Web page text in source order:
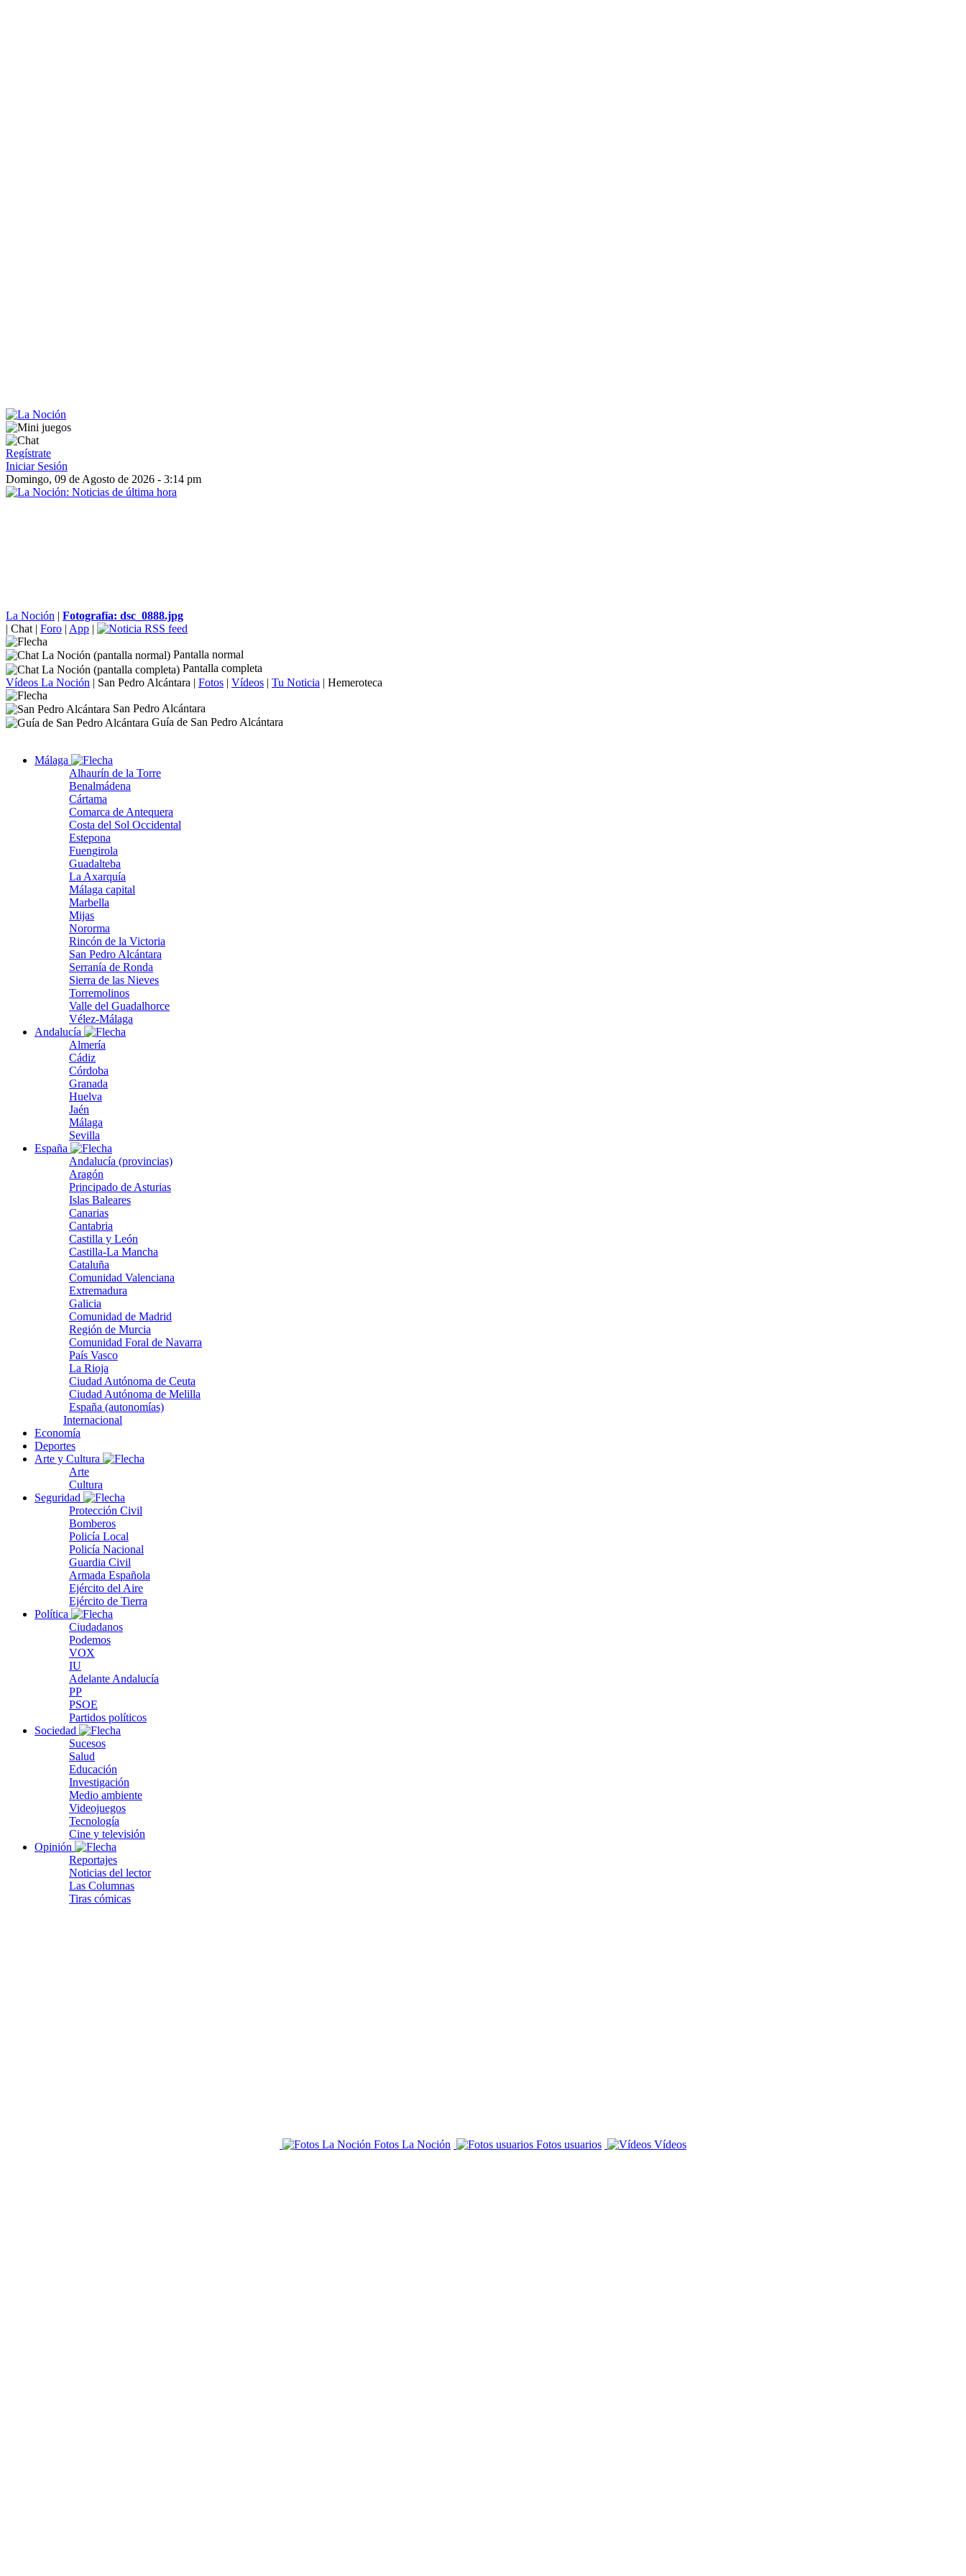
Regístrate
Iniciar Sesión
Domingo, 09 de Agosto de 2026 - 3:14 pm
La Noción | Fotografía: dsc_0888.jpg
| Chat | Foro | App |
Pantalla normal
Pantalla completa
Vídeos La Noción | San Pedro Alcántara | Fotos | Vídeos | Tu Noticia | Hemeroteca
San Pedro Alcántara
Guía de San Pedro Alcántara
Málaga
Alhaurín de la Torre
Benalmádena
Cártama
Comarca de Antequera
Costa del Sol Occidental
Estepona
Fuengirola
Guadalteba
La Axarquía
Málaga capital
Marbella
Mijas
Nororma
Rincón de la Victoria
San Pedro Alcántara
Serranía de Ronda
Sierra de las Nieves
Torremolinos
Valle del Guadalhorce
Vélez-Málaga
Andalucía
Almería
Cádiz
Córdoba
Granada
Huelva
Jaén
Málaga
Sevilla
España
Andalucía (provincias)
Aragón
Principado de Asturias
Islas Baleares
Canarias
Cantabria
Castilla y León
Castilla-La Mancha
Cataluña
Comunidad Valenciana
Extremadura
Galicia
Comunidad de Madrid
Región de Murcia
Comunidad Foral de Navarra
País Vasco
La Rioja
Ciudad Autónoma de Ceuta
Ciudad Autónoma de Melilla
España (autonomías)
Internacional
Economía
Deportes
Arte y Cultura
Arte
Cultura
Seguridad
Protección Civil
Bomberos
Policía Local
Policía Nacional
Guardia Civil
Armada Española
Ejército del Aire
Ejército de Tierra
Política
Ciudadanos
Podemos
VOX
IU
Adelante Andalucía
PP
PSOE
Partidos políticos
Sociedad
Sucesos
Salud
Educación
Investigación
Medio ambiente
Videojuegos
Tecnología
Cine y televisión
Opinión
Reportajes
Noticias del lector
Las Columnas
Tiras cómicas
Fotos La Noción Fotos usuarios Vídeos